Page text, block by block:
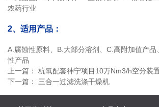
农药行业
2、适用产品：
A.腐蚀性原料、B.大部分溶剂、C.高附加值产
性产品
上一篇：
杭氧配套神宁项目10万Nm3/h空分装
下一篇：
三合一过滤洗涤干燥机